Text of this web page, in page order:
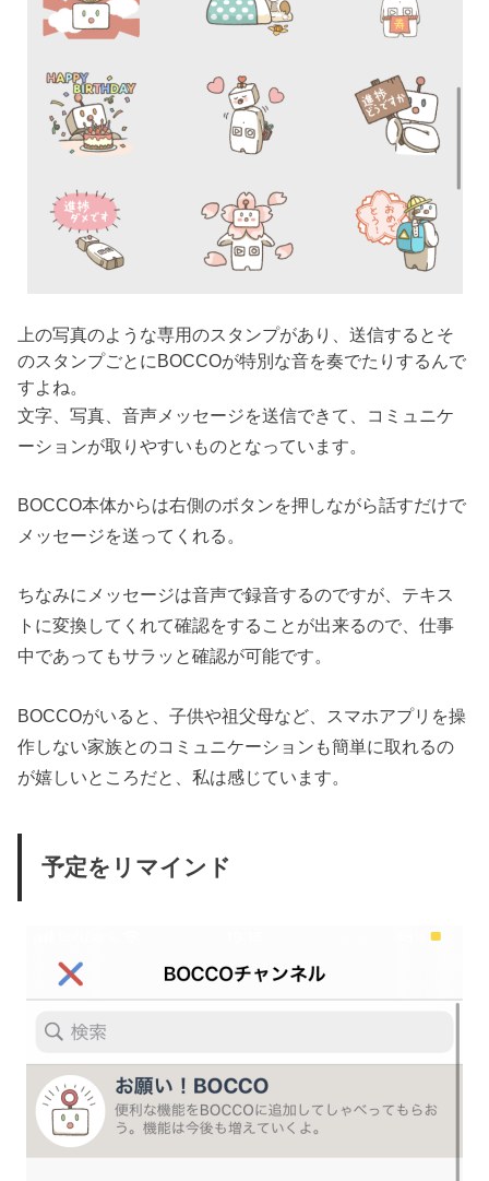
上の写真のような専用のスタンプがあり、送信するとそ
のスタンプごとにBOCCOが特別な音を奏でたりするんで
すよね。
文字、写真、音声メッセージを送信できて、コミュニケ
ーションが取りやすいものとなっています。
BOCCO本体からは右側のボタンを押しながら話すだけで
メッセージを送ってくれる。
ちなみにメッセージは音声で録音するのですが、テキス
トに変換してくれて確認をすることが出来るので、仕事
中であってもサラッと確認が可能です。
BOCCOがいると、子供や祖父母など、スマホアプリを操
作しない家族とのコミュニケーションも簡単に取れるの
が嬉しいところだと、私は感じています。
予定をリマインド